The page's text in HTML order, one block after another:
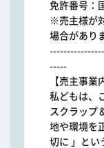
免許番号：
※売主様が
場合があり
-----
【売主事業
私どもは、
スクラップ
地や環境を
切に 」とい